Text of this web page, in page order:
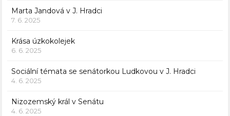
Marta Jandová v J. Hradci
7. 6. 2025
Krása úzkokolejek
6. 6. 2025
Sociální témata se senátorkou Ludkovou v J. Hradci
4. 6. 2025
Nizozemský král v Senátu
4. 6. 2025